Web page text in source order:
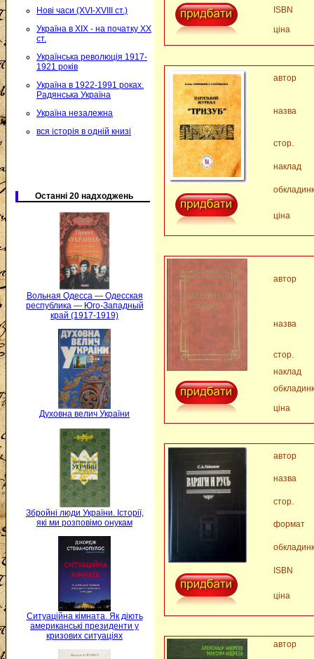
Нові часи (XVI-XVIII ст.)
Україна в XIX - на початку XX
ст.
Українська революція 1917-
1921 років
Україна в 1922-1991 роках.
Радянська Україна
Україна незалежна
вся історія в одній книзі
Останні 20 надходжень
Вольная Одесса — Одесская
республика — Юго-Западный
край (1917-1919)
Духовна велич України
Збройні люди України. Історії,
які ми розповімо онукам
Ситуаційна кімната. Як діють
американські президенти у
кризових ситуаціях
ISBN
ціна
автор
назва
стор.
наклад
ціна
автор
назва
стор.
наклад
ціна
автор
назва
стор.
формат
ISBN
ціна
автор